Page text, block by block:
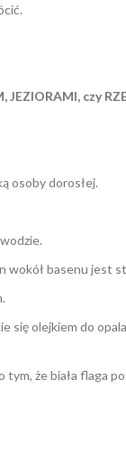
JEZIORAMI, czy
osoby dorosłej.
basenu jest
się olejkiem do
tym, że biała flaga